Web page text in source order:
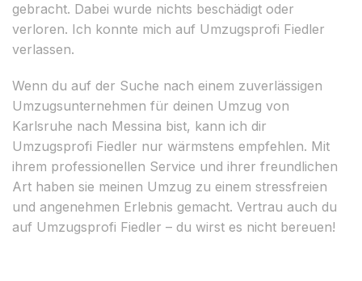
gebracht. Dabei wurde nichts beschädigt oder
verloren. Ich konnte mich auf Umzugsprofi Fiedler
verlassen.
Wenn du auf der Suche nach einem zuverlässigen
Umzugsunternehmen für deinen Umzug von
Karlsruhe nach Messina bist, kann ich dir
Umzugsprofi Fiedler nur wärmstens empfehlen. Mit
ihrem professionellen Service und ihrer freundlichen
Art haben sie meinen Umzug zu einem stressfreien
und angenehmen Erlebnis gemacht. Vertrau auch du
auf Umzugsprofi Fiedler – du wirst es nicht bereuen!